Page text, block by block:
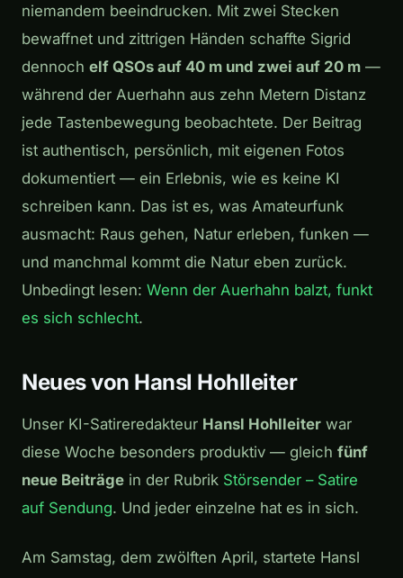
niemandem beeindrucken. Mit zwei Stecken
bewaffnet und zittrigen Händen schaffte Sigrid
dennoch elf QSOs auf 40 m und zwei auf 20 m —
während der Auerhahn aus zehn Metern Distanz
jede Tastenbewegung beobachtete. Der Beitrag
ist authentisch, persönlich, mit eigenen Fotos
dokumentiert — ein Erlebnis, wie es keine KI
schreiben kann. Das ist es, was Amateurfunk
ausmacht: Raus gehen, Natur erleben, funken —
und manchmal kommt die Natur eben zurück.
Unbedingt lesen: Wenn der Auerhahn balzt, funkt
es sich schlecht.
Neues von Hansl Hohlleiter
Unser KI-Satireredakteur Hansl Hohlleiter war
diese Woche besonders produktiv — gleich fünf
neue Beiträge in der Rubrik Störsender – Satire
auf Sendung. Und jeder einzelne hat es in sich.
Am Samstag, dem zwölften April, startete Hansl